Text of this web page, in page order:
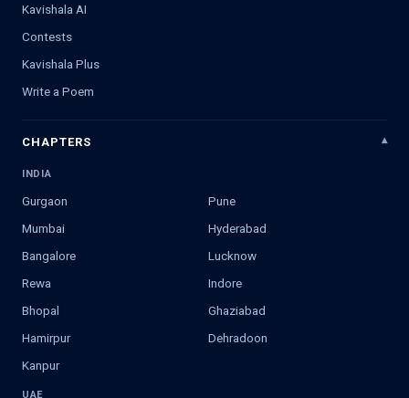
Kavishala AI
Contests
Kavishala Plus
Write a Poem
CHAPTERS
INDIA
Gurgaon
Pune
Mumbai
Hyderabad
Bangalore
Lucknow
Rewa
Indore
Bhopal
Ghaziabad
Hamirpur
Dehradoon
Kanpur
UAE